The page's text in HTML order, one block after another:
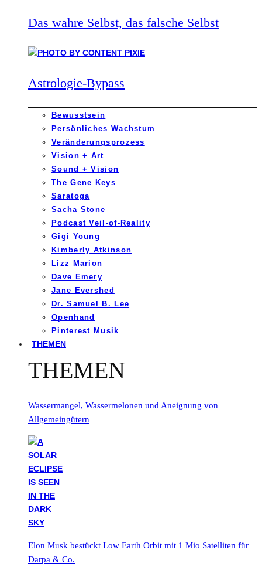
Das wahre Selbst, das falsche Selbst
Astrologie-Bypass
Bewusstsein
Persönliches Wachstum
Veränderungsprozess
Vision + Art
Sound + Vision
The Gene Keys
Saratoga
Sacha Stone
Podcast Veil-of-Reality
Gigi Young
Kimberly Atkinson
Lizz Marion
Dave Emery
Jane Evershed
Dr. Samuel B. Lee
Openhand
Pinterest Musik
THEMEN
THEMEN
Wassermangel, Wassermelonen und Aneignung von
Allgemeingütern
Elon Musk bestückt Low Earth Orbit mit 1 Mio Satelliten für
Darpa & Co.